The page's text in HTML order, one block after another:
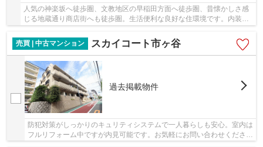
人気の神楽坂へ徒歩圏、文教地区の早稲田方面へ徒歩圏、昔懐かしさ感
じる地蔵通り商店街へも徒歩圏。生活便利な良好な住環境です。内装リ
ノベーション中ですが、内見ご相談ください。
売買 | 中古マンション
スカイコート市ヶ谷
過去掲載物件
防犯対策がしっかりのキュリティシステムで一人暮らしも安心。室内は
フルリフォーム中ですが内見可能です。お気軽にお問い合わせくださ